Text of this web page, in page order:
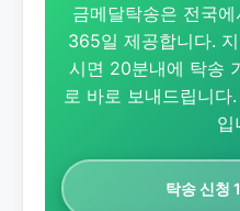
금메달탁송은 전국
365일 제공합니다.
시면 20분내에 탁송
로 바로 보내드립니
입
탁송 신청